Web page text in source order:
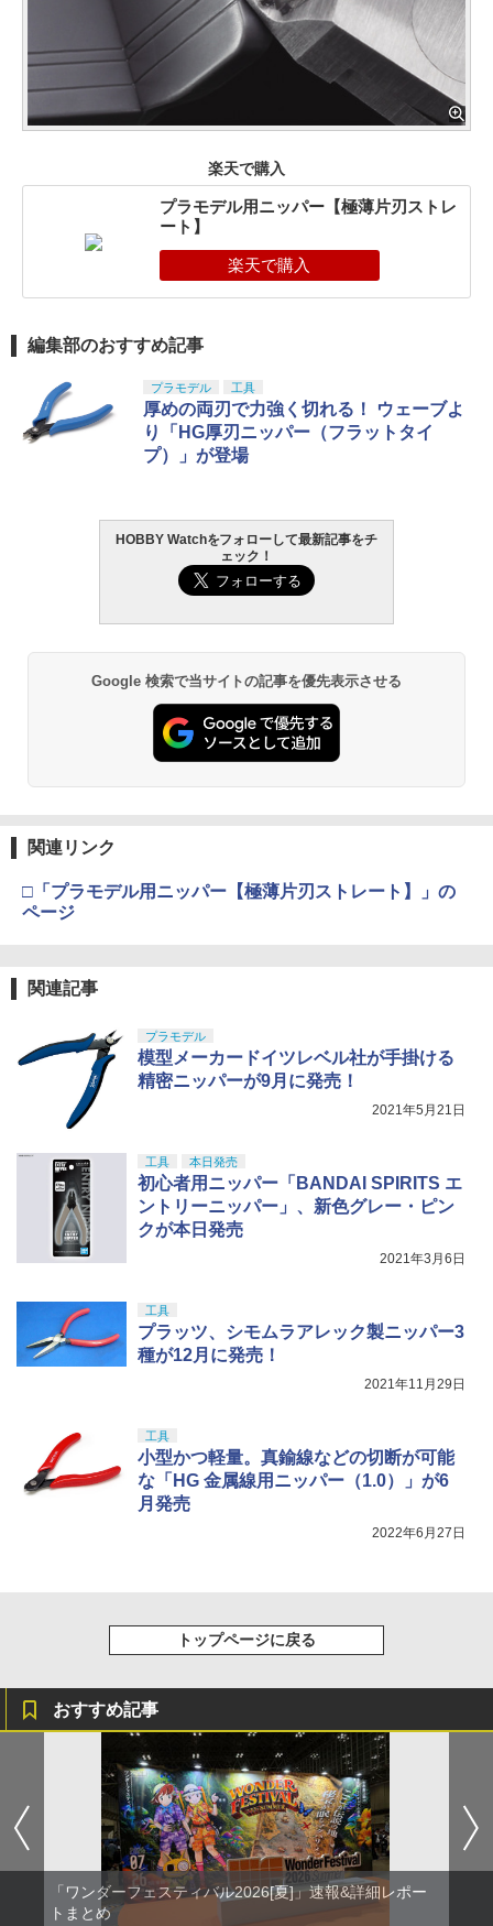
楽天で購入
プラモデル用ニッパー【極薄片刃ストレ
ート】
編集部のおすすめ記事
プラモデル 工具
厚めの両刃で力強く切れる！ ウェーブよ
り「HG厚刃ニッパー（フラットタイ
プ）」が登場
HOBBY Watchをフォローして最新記事をチ
ェック！
Google 検索で当サイトの記事を優先表示させる
関連リンク
□「プラモデル用ニッパー【極薄片刃ストレート】」の
ページ
関連記事
プラモデル
模型メーカードイツレベル社が手掛ける
精密ニッパーが9月に発売！
2021年5月21日
工具 本日発売
初心者用ニッパー「BANDAI SPIRITS エ
ントリーニッパー」、新色グレー・ピン
クが本日発売
2021年3月6日
工具
プラッツ、シモムラアレック製ニッパー3
種が12月に発売！
2021年11月29日
工具
小型かつ軽量。真鍮線などの切断が可能
な「HG 金属線用ニッパー（1.0）」が6
月発売
2022年6月27日
トップページに戻る
おすすめ記事
「ワンダーフェスティバル2026[夏]」速報&詳細レポー
トまとめ